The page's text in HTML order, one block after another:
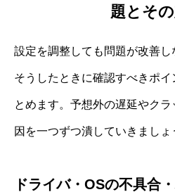
題とそ
設定を調整しても問題が改善し
そうしたときに確認すべきポイ
とめます。予想外の遅延やク
因を一つずつ潰していきましょ
ドライバ・OSの不具合